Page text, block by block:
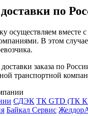
по
осуществляем вместе
В этом
заказа по
транспортной
СДЭК ТК GTD (ТК
Байкал Сервис